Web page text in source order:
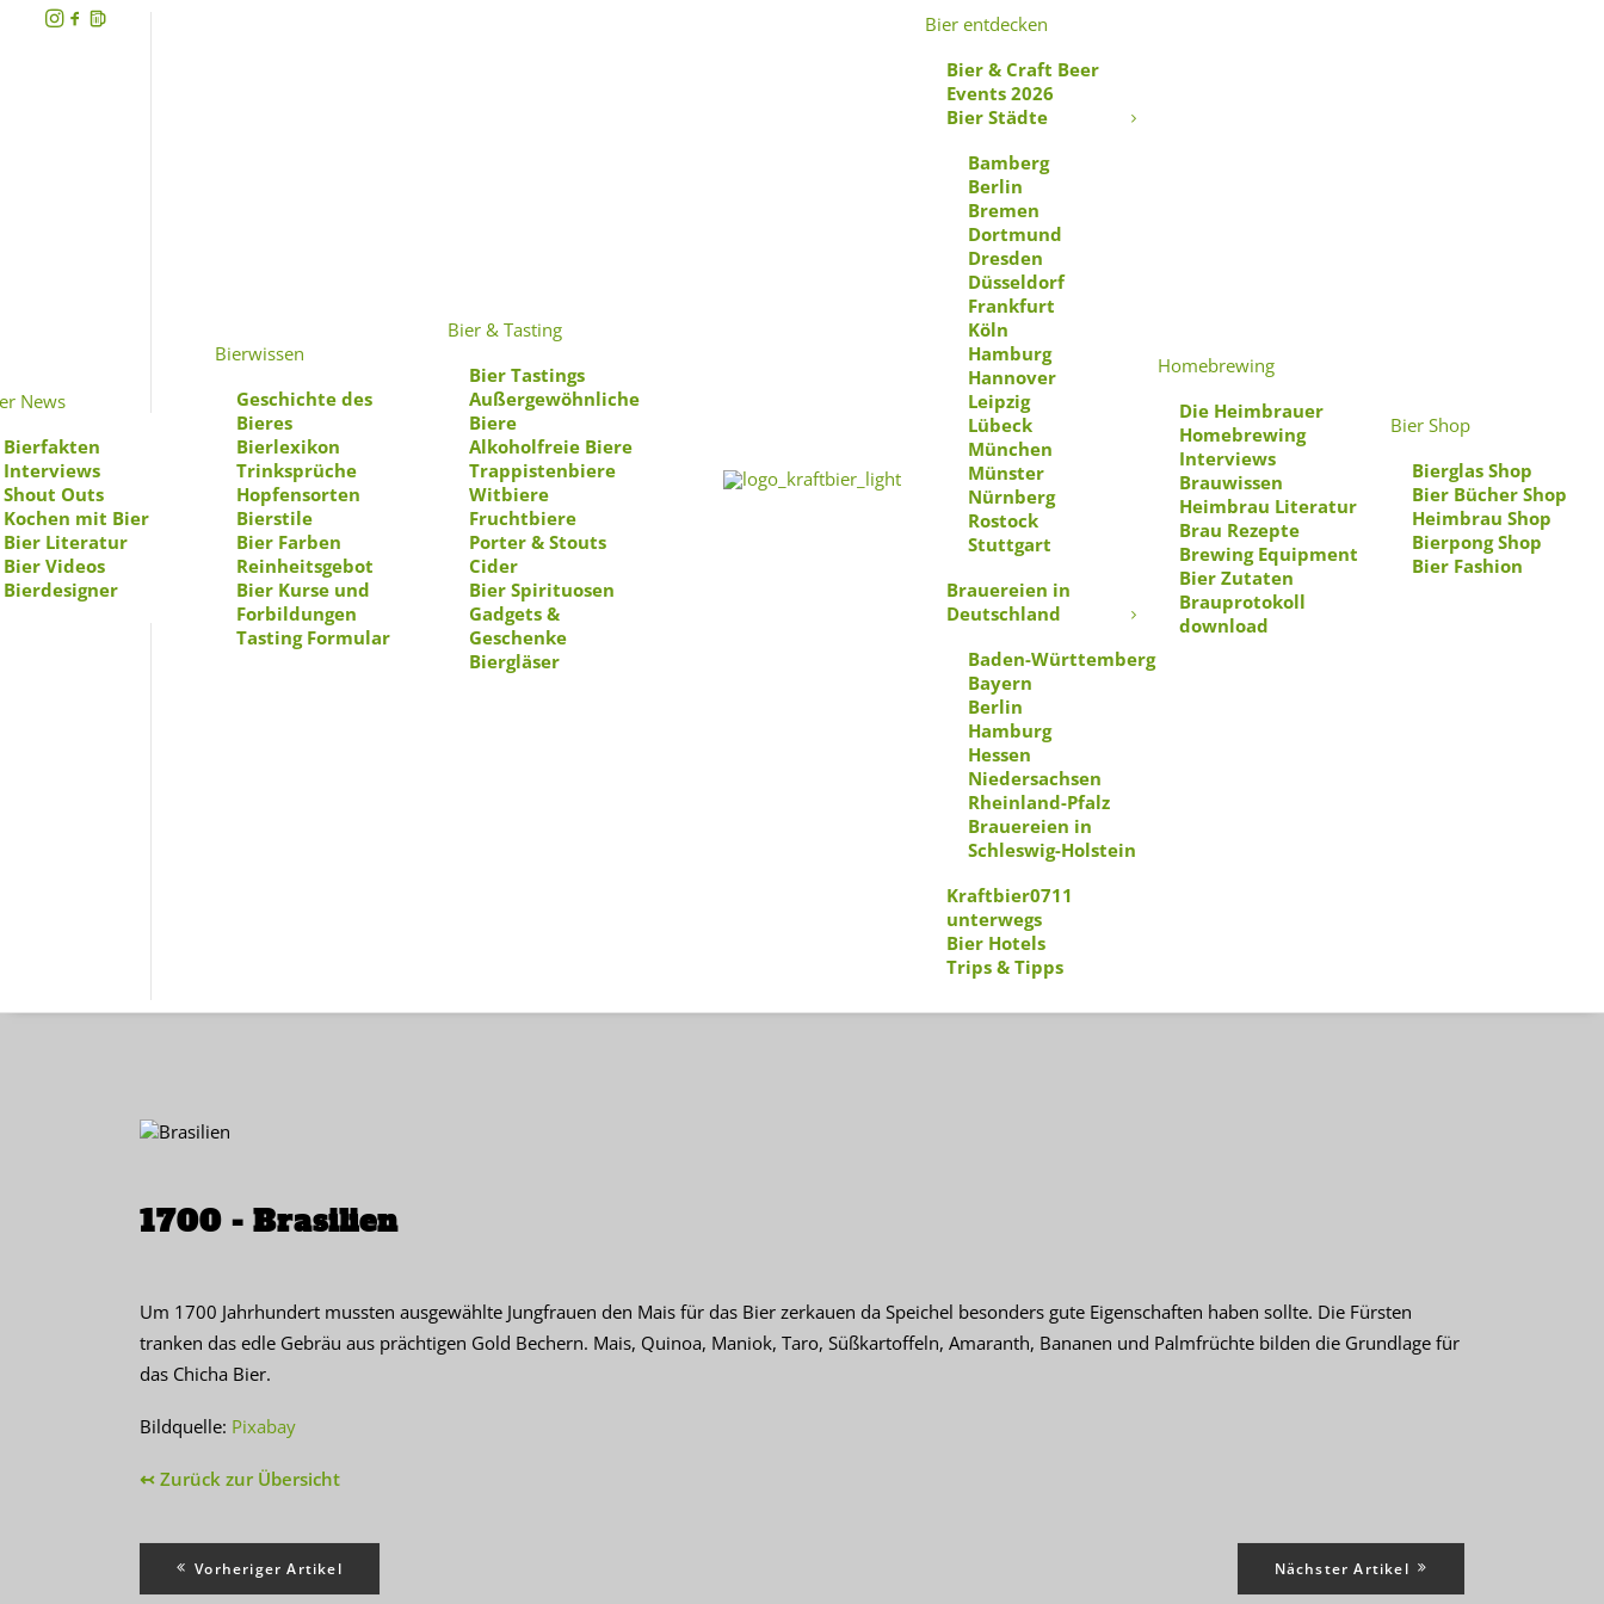
News
Bierfakten
Interviews
Shout Outs
Kochen mit Bier
Bier Literatur
Bier Videos
Bierdesigner
Bierwissen
Geschichte des
Bieres
Bierlexikon
Trinksprüche
Hopfensorten
Bierstile
Bier Farben
Reinheitsgebot
Bier Kurse und
Forbildungen
Tasting Formular
Bier & Tasting
Bier Tastings
Außergewöhnliche
Biere
Alkoholfreie Biere
Trappistenbiere
Witbiere
Fruchtbiere
Porter & Stouts
Cider
Bier Spirituosen
Gadgets &
Geschenke
Biergläser
Bier entdecken
Bier & Craft Beer
Events 2026
Bier Städte
Bamberg
Berlin
Bremen
Dortmund
Dresden
Düsseldorf
Frankfurt
Köln
Hamburg
Hannover
Leipzig
Lübeck
München
Münster
Nürnberg
Rostock
Stuttgart
Brauereien in
Deutschland
Baden-Württemberg
Bayern
Berlin
Hamburg
Hessen
Niedersachsen
Rheinland-Pfalz
Brauereien in
Schleswig-Holstein
Kraftbier0711
unterwegs
Bier Hotels
Trips & Tipps
Homebrewing
Die Heimbrauer
Homebrewing
Interviews
Brauwissen
Heimbrau Literatur
Brau Rezepte
Brewing Equipment
Bier Zutaten
Brauprotokoll
download
Bier Shop
Bierglas Shop
Bier Bücher Shop
Heimbrau Shop
Bierpong Shop
Bier Fashion
1700 - Brasilien
Um 1700 Jahrhundert mussten ausgewählte Jungfrauen den Mais für das Bier zerkauen da Speichel besonders gute Eigenschaften haben sollte. Die Fürsten
tranken das edle Gebräu aus prächtigen Gold Bechern. Mais, Quinoa, Maniok, Taro, Süßkartoffeln, Amaranth, Bananen und Palmfrüchte bilden die Grundlage für
das Chicha Bier.
Bildquelle: Pixabay
↢ Zurück zur Übersicht
Vorheriger Artikel Nächster Artikel